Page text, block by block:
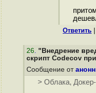
Ответить
26. "Внедрение
скрипт Codecov
Сообщение от анонн
> Облака,